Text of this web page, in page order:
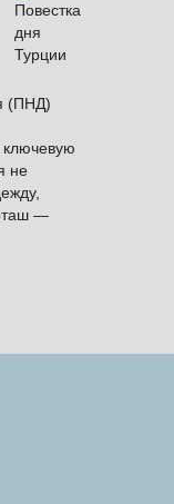
(ПНД)
ключевую
не
—